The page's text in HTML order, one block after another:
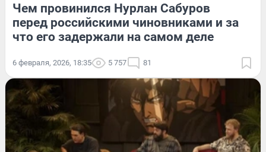
Чем провинился Нурлан Сабуров
перед российскими чиновниками и за
что его задержали на самом деле
6 февраля, 2026, 18:35 5 757 81